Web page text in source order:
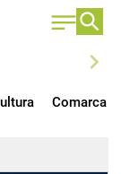
chevron_right
Comarca